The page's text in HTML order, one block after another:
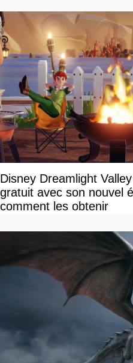
Disney Dreamlight
gratuit avec son nouvel
comment les obtenir